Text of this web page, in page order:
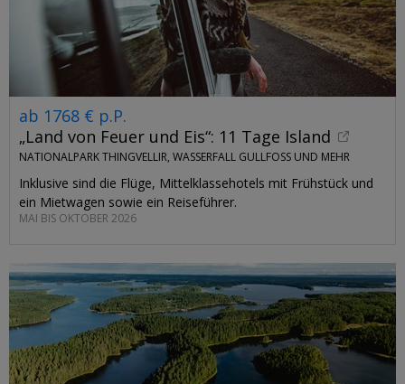
ab 1768 € p.P.
„Land von Feuer und Eis“: 11 Tage Island
NATIONALPARK THINGVELLIR, WASSERFALL GULLFOSS UND MEHR
Inklusive sind die Flüge, Mittelklassehotels mit Frühstück und
ein Mietwagen sowie ein Reiseführer.
MAI BIS OKTOBER 2026